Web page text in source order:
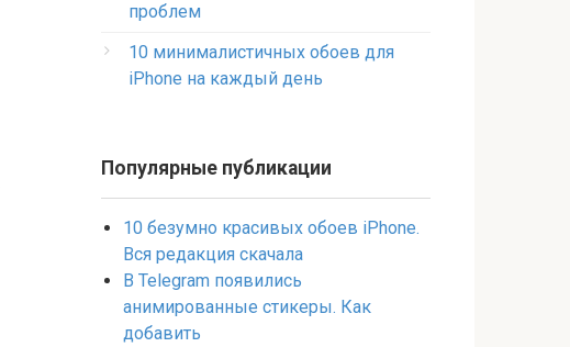
проблем
10 минималистичных обоев для
iPhone на каждый день
Популярные публикации
10 безумно красивых обоев iPhone.
Вся редакция скачала
В Telegram появились
анимированные стикеры. Как
добавить